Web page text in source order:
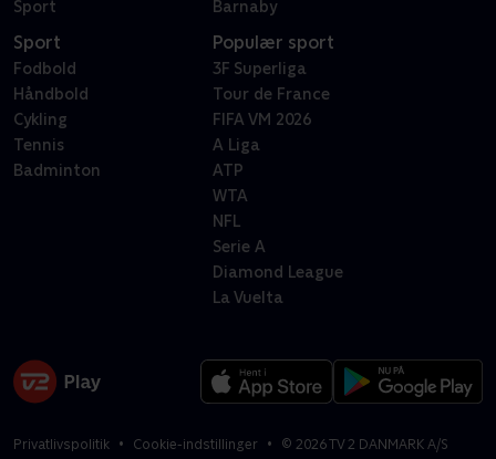
Sport
Barnaby
Sport
Fodbold
Håndbold
Cykling
Tennis
Badminton
Populær sport
3F Superliga
Tour de France
FIFA VM 2026
A Liga
ATP
WTA
NFL
Serie A
Diamond League
La Vuelta
Privatlivspolitik Cookie-indstillinger © 2026TV 2 DANMARK A/S